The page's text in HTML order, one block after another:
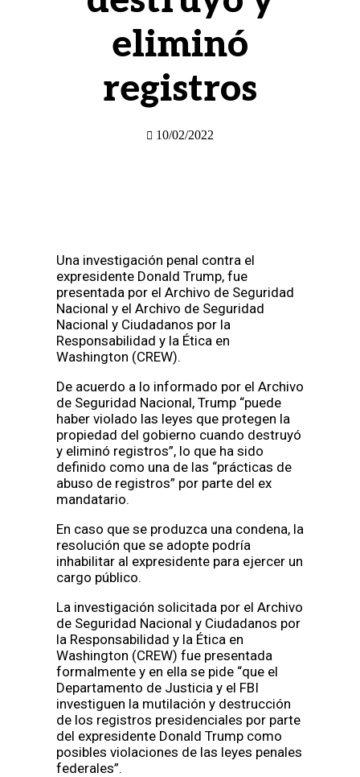
eliminó
registros
10/02/2022
Una investigación penal contra el
expresidente Donald Trump, fue
presentada por el Archivo de Seguridad
Nacional y el Archivo de Seguridad
Nacional y Ciudadanos por la
Responsabilidad y la Ética en
Washington (CREW).
De acuerdo a lo informado por el Archivo
de Seguridad Nacional, Trump “puede
haber violado las leyes que protegen la
propiedad del gobierno cuando destruyó
y eliminó registros”, lo que ha sido
definido como una de las “prácticas de
abuso de registros” por parte del ex
mandatario.
En caso que se produzca una condena, la
resolución que se adopte podría
inhabilitar al expresidente para ejercer un
cargo público.
La investigación solicitada por el Archivo
de Seguridad Nacional y Ciudadanos por
la Responsabilidad y la Ética en
Washington (CREW) fue presentada
formalmente y en ella se pide “que el
Departamento de Justicia y el FBI
investiguen la mutilación y destrucción
de los registros presidenciales por parte
del expresidente Donald Trump como
posibles violaciones de las leyes penales
federales”.